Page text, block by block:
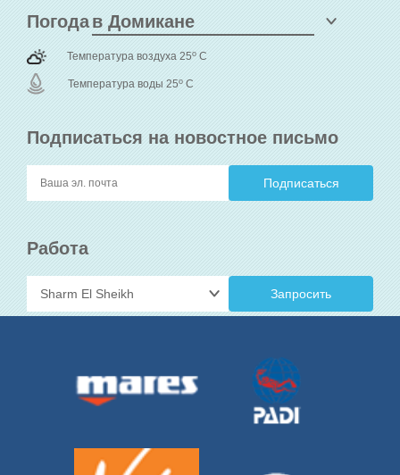
Подписаться на новостное письмо
Работа
Запросить
Погода
Температура воздуха 25o C
Температура воды 25o C